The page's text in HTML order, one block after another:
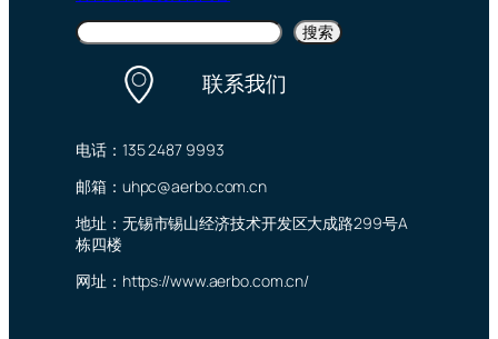
搜
索
搜索
联系我们
电话：135 2487 9993
邮箱：uhpc@aerbo.com.cn
地址：无锡市锡山经济技术开发区大成路299号A
栋四楼
网址：https://www.aerbo.com.cn/